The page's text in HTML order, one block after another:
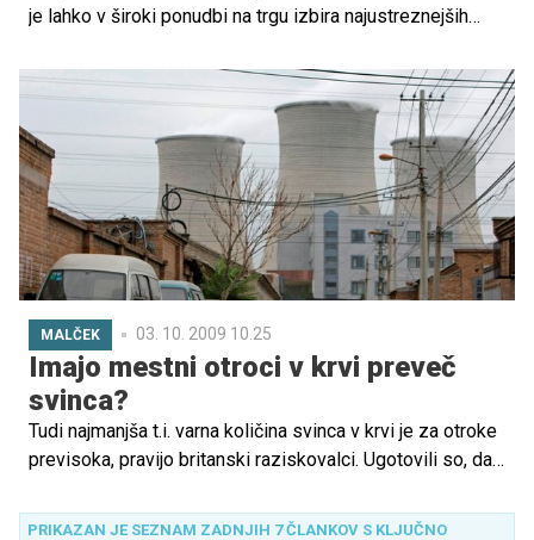
je lahko v široki ponudbi na trgu izbira najustreznejših
izbiri?
MALČEK 03. 10. 2009 10.25
Imajo mestni otroci v krvi preveč
svinca?
Tudi najmanjša t.i. varna količina svinca v krvi je za otroke
previsoka, pravijo britanski raziskovalci. Ugotovili so, da
razvoju.
PRIKAZAN JE SEZNAM ZADNJIH 7 ČLANKOV S KLJUČNO